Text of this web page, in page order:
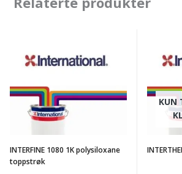
1080
polysiloxane
toppstrøk
INTERFINE 1080 1K polysiloxane
toppstrøk
228HS
A
WHITE
KUN